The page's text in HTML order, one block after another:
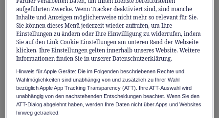
und Qualität.
Aber müssen wir uns zwischen Convenience
und hochwertiger Zubereitung entscheiden?
Die Suprema tritt den Gegenbeweis an und
zeigt, dass beides zusammenpasst. Gebacken
aus einem dreifach gereiften Teig, verfeinert
mit sonnengereiften Tomaten aus der Emilia-
aufgeführten Zwecke. Wenn Tracker deaktiviert sind, sind manche
Inhalte und Anzeigen möglicherweise nicht mehr so relevant für Sie.
Sie können dieses Menü jederzeit wieder aufrufen, um Ihre
Einstellungen zu ändern oder Ihre Einwilligung zu widerrufen, indem
Sie auf den Link Cookie Einstellungen am unteren Rand der Webseite
klicken. Ihre Einstellungen gelten innerhalb unseres Website. Weitere
Informationen finden Sie in unserer Datenschutzerklärung.
Hinweis für Apple Geräte: Die im Folgenden beschriebenen Rechte und
Wahlmöglichkeiten sind unabhängig von und zusätzlich zu Ihrer Wahl
bezüglich Apple App Tracking Transparency (ATT). Ihre ATT-Auswahl wird
unabhängig von den nachstehenden Entscheidungen beachtet. Wenn Sie den
ATT-Dialog abgelehnt haben, werden Ihre Daten nicht über Apps und Websites
hinweg getracked.